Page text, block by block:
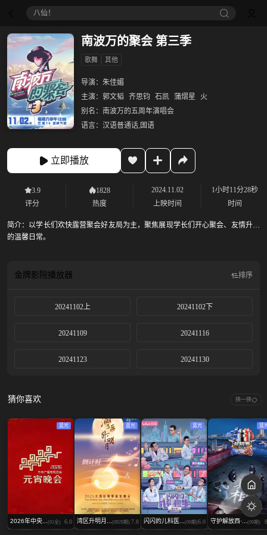
八仙！
南波万的聚会 第三季
歌舞 其他
导演： 朱佳媚
主演： 郭文韬 齐思钧 石凯 蒲熠星
火
别名： 南波万的五周年演唱会
语言： 汉语普通话,国语
立即播放
3.9
评分
1828
热度
2024.11.02
上映时间
1小时11分28秒
时间
简介： 以学长们欢快露营聚会好友局为主，聚焦展现学长们开心聚会、友情升温
的温馨日常。
金牌影院播放器 排序
20241102上 20241102下
20241109 20241116
20241123 20241130
猜你喜欢 换一换
蓝光
2026年中央... (01全) 6.0
蓝光
湾区升明月... (0929期) 7.8
蓝光
闪闪的儿科医... (09期)6.0
蓝
守护解放西·... (09期)